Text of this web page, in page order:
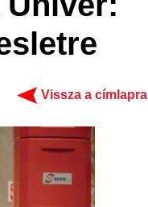
Vissza a címlapra